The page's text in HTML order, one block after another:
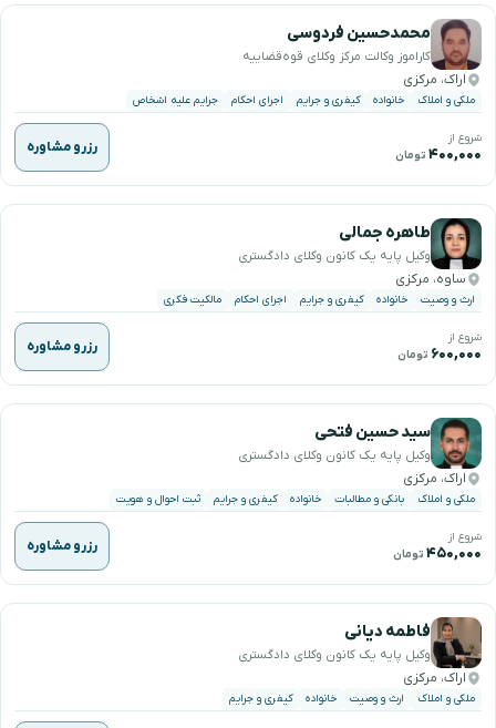
محمدحسین فردوسی
کاراموز وکالت مرکز وکلای قوه‌قضاییه
اراک، مرکزی
ملکی و املاک خانواده کیفری و جرایم اجرای احکام جرایم علیه اشخاص
شروع از
۴۰۰,۰۰۰ تومان رزرو مشاوره
طاهره جمالی
وکیل پایه یک کانون وکلای دادگستری
ساوه، مرکزی
ارث و وصیت خانواده کیفری و جرایم اجرای احکام مالکیت فکری
شروع از
۶۰۰,۰۰۰ تومان رزرو مشاوره
سید حسین فتحی
وکیل پایه یک کانون وکلای دادگستری
اراک، مرکزی
ملکی و املاک بانکی و مطالبات خانواده کیفری و جرایم ثبت احوال و هویت
شروع از
۴۵۰,۰۰۰ تومان رزرو مشاوره
فاطمه دیانی
وکیل پایه یک کانون وکلای دادگستری
اراک، مرکزی
ملکی و املاک ارث و وصیت خانواده کیفری و جرایم